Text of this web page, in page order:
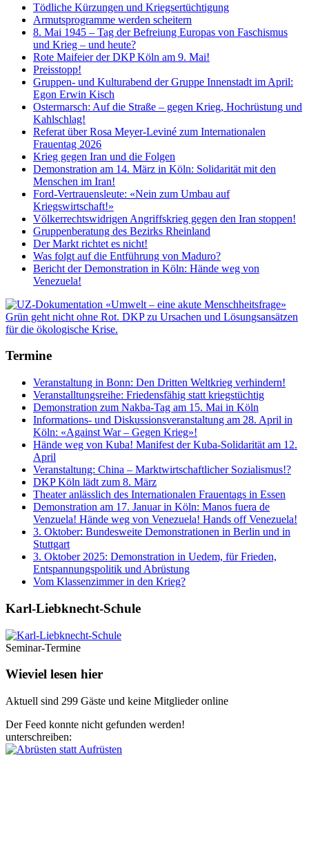
Tödliche Kürzungen und Kriegsertüchtigung
Armutsprogramme werden scheitern
8. Mai 1945 – Tag der Befreiung Europas von Faschismus
und Krieg – und heute?
Rote Maifeier der DKP Köln am 9. Mai!
Preisstopp!
Gruppen- und Kulturabend der Gruppe Innenstadt im April:
Egon Erwin Kisch
Ostermarsch: Auf die Straße – gegen Krieg, Hochrüstung und
Kahlschlag!
Referat über Rosa Meyer-Leviné zum Internationalen
Frauentag 2026
Krieg gegen Iran und die Folgen
Demonstration am 14. März in Köln: Solidarität mit den
Menschen im Iran!
Ford-Vertrauensleute: «Nein zum Umbau auf
Kriegswirtschaft!»
Völkerrechtswidrigen Angriffskrieg gegen den Iran stoppen!
Gruppenberatung des Bezirks Rheinland
Der Markt richtet es nicht!
Was folgt auf die Entführung von Maduro?
Bericht der Demonstration in Köln: Hände weg von
Venezuela!
Termine
Veranstaltung in Bonn: Den Dritten Weltkrieg verhindern!
Veranstalltungsreihe: Friedensfähig statt kriegstüchtig
Demonstration zum Nakba-Tag am 15. Mai in Köln
Informations- und Diskussionsveranstaltung am 28. April in
Köln: «Against War – Gegen Krieg»!
Hände weg von Kuba! Manifest der Kuba-Solidarität am 12.
April
Veranstaltung: China – Marktwirtschaftlicher Sozialismus!?
DKP Köln lädt zum 8. März
Theater anlässlich des Internationalen Frauentags in Essen
Demonstration am 17. Januar in Köln: Manos fuera de
Venzuela! Hände weg von Venezuela! Hands off Venezuela!
3. Oktober: Bundesweite Demonstrationen in Berlin und in
Stuttgart
3. Oktober 2025: Demonstration in Uedem, für Frieden,
Entspannungspolitik und Abrüstung
Vom Klassenzimmer in den Krieg?
Karl-Liebknecht-­Schule
Seminar-Termine
Wieviel lesen hier
Aktuell sind 299 Gäste und keine Mitglieder online
Der Feed konnte nicht gefunden werden!
unterschreiben: